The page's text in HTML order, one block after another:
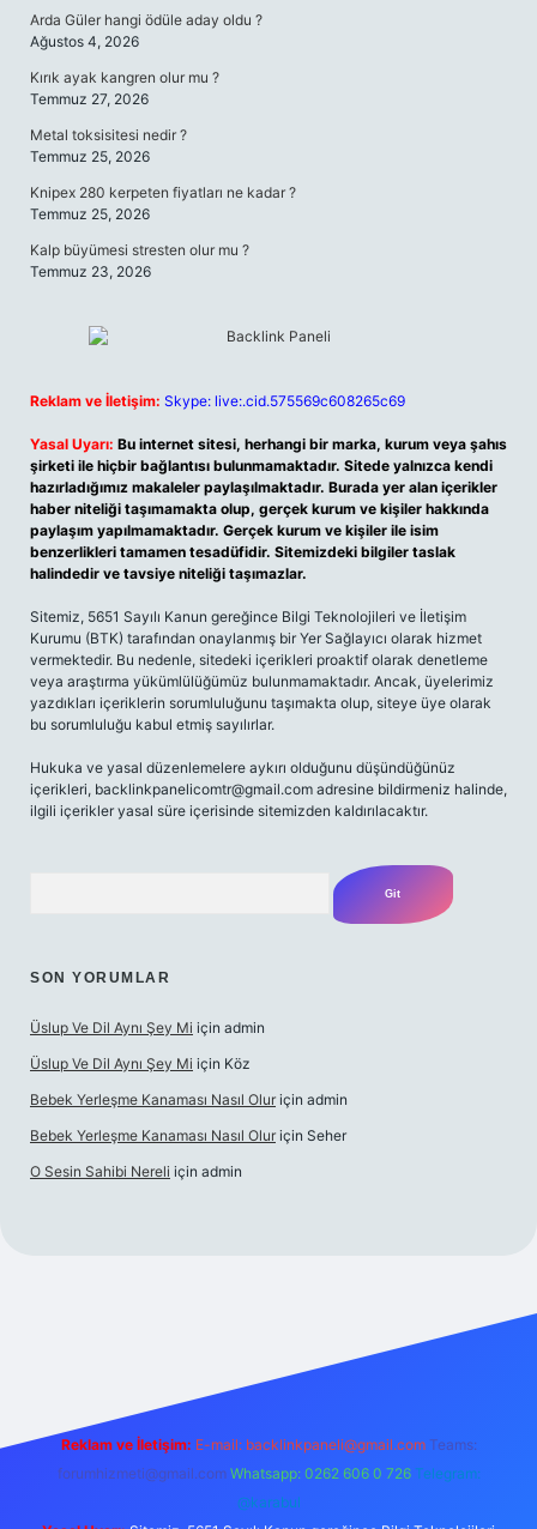
Arda Güler hangi ödüle aday oldu ?
Ağustos 4, 2026
Kırık ayak kangren olur mu ?
Temmuz 27, 2026
Metal toksisitesi nedir ?
Temmuz 25, 2026
Knipex 280 kerpeten fiyatları ne kadar ?
Temmuz 25, 2026
Kalp büyümesi stresten olur mu ?
Temmuz 23, 2026
Reklam ve İletişim: Skype: live:.cid.575569c608265c69
Yasal Uyarı: Bu internet sitesi, herhangi bir marka, kurum veya şahıs
şirketi ile hiçbir bağlantısı bulunmamaktadır. Sitede yalnızca kendi
hazırladığımız makaleler paylaşılmaktadır. Burada yer alan içerikler
haber niteliği taşımamakta olup, gerçek kurum ve kişiler hakkında
paylaşım yapılmamaktadır. Gerçek kurum ve kişiler ile isim
benzerlikleri tamamen tesadüfidir. Sitemizdeki bilgiler taslak
halindedir ve tavsiye niteliği taşımazlar.
Sitemiz, 5651 Sayılı Kanun gereğince Bilgi Teknolojileri ve İletişim
Kurumu (BTK) tarafından onaylanmış bir Yer Sağlayıcı olarak hizmet
vermektedir. Bu nedenle, sitedeki içerikleri proaktif olarak denetleme
veya araştırma yükümlülüğümüz bulunmamaktadır. Ancak, üyelerimiz
yazdıkları içeriklerin sorumluluğunu taşımakta olup, siteye üye olarak
bu sorumluluğu kabul etmiş sayılırlar.
Hukuka ve yasal düzenlemelere aykırı olduğunu düşündüğünüz
içerikleri, backlinkpanelicomtr@gmail.com adresine bildirmeniz halinde,
ilgili içerikler yasal süre içerisinde sitemizden kaldırılacaktır.
SON YORUMLAR
Üslup Ve Dil Aynı Şey Mi için admin
Üslup Ve Dil Aynı Şey Mi için Köz
Bebek Yerleşme Kanaması Nasıl Olur için admin
Bebek Yerleşme Kanaması Nasıl Olur için Seher
O Sesin Sahibi Nereli için admin
Reklam ve İletişim: E-mail: backlinkpaneli@gmail.com Teams:
forumhizmeti@gmail.com Whatsapp: 0262 606 0 726 Telegram:
@karabul